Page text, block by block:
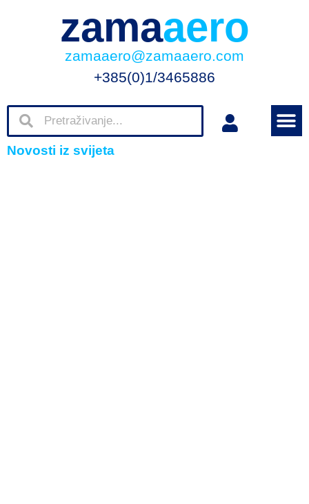
zamaaero
zamaaero@zamaaero.com
+385(0)1/3465886
Novosti iz svijeta